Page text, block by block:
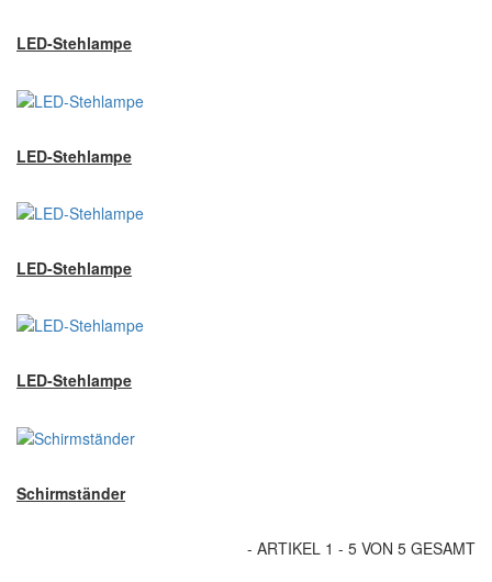
LED-Stehlampe
LED-Stehlampe
LED-Stehlampe
LED-Stehlampe
Schirmständer
- ARTIKEL 1 - 5 VON 5 GESAMT